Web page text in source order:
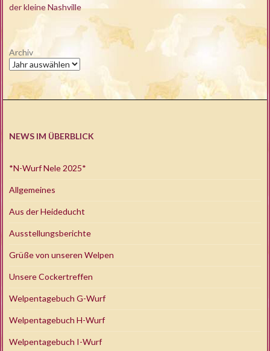
der kleine Nashville
Archiv
NEWS IM ÜBERBLICK
*N-Wurf Nele 2025*
Allgemeines
Aus der Heideducht
Ausstellungsberichte
Grüße von unseren Welpen
Unsere Cockertreffen
Welpentagebuch G-Wurf
Welpentagebuch H-Wurf
Welpentagebuch I-Wurf